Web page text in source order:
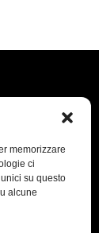
memorizzare
ci
su questo
alcune